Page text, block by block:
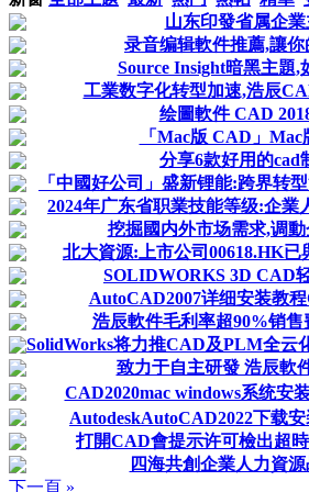
山东印發省属企
录音编辑軟件推薦,讓
Source Insight暗黑主題
工業数字化转型加速,浩辰
绘圖軟件 CAD
「Mac版 CAD」
分享6款好用的cad
「中國好公司」盛新锂能:跨界转
2024年广东省职業技能等级:企
挖掘國内外市场需求,调
北大資源:上市公司00618.HK
SOLIDWORKS 3D CAD
AutoCAD2007详细安装教
浩辰軟件毛利率超90%销
SolidWorks将力推CAD及PLM全云
致力于自主研發 浩辰軟
CAD2020mac windows系统安
AutodeskAutoCAD2022下载
打開CAD會提示许可檢出超
四海共創企業人力資
下一頁 »